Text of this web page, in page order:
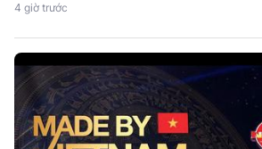
4 giờ trước